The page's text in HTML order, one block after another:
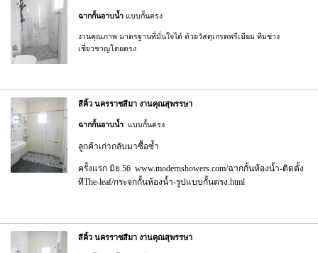
ฉากกั้นอาบน้ำ แบบกั้นตรง
งานคุณภาพ มาตรฐานที่มั่นใจได้ ด้วยวัสดุเกรดพรีเมียม ทีมช่าง
เชี่ยวชาญโดยตรง
สีคิ้ว นครราชสีมา งานคุณสุพรรษา
ฉากกั้นอาบน้ำ แบบกั้นตรง
ลูกค้าเก่ากลับมาซื้อซ้ำ
ครั้งแรก มิย.56 www.modernshowers.com/ฉากกั้นห้องน้ำ-ติดตั้ง
ทีThe-leaf/กระจกกั้นห้องน้ำ-รูปแบบกั้นตรง.html
สีคิ้ว นครราชสีมา งานคุณสุพรรษา